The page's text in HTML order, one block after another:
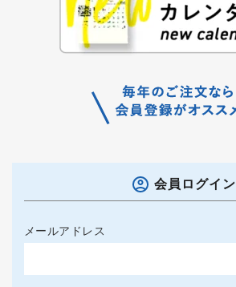
会員ログイン
メールアドレス